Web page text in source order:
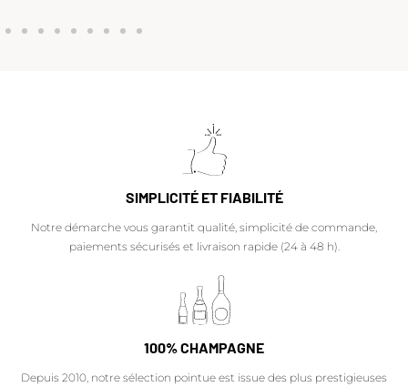
SIMPLICITÉ ET FIABILITÉ
Notre démarche vous garantit qualité, simplicité de commande,
paiements sécurisés et livraison rapide (24 à 48 h).
100% CHAMPAGNE
Depuis 2010, notre sélection pointue est issue des plus prestigieuses